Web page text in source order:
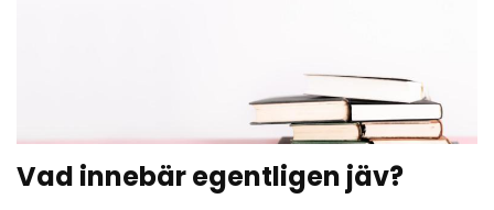
Vad innebär egentligen jäv?